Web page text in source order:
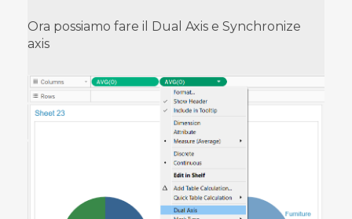
Ora possiamo fare il Dual Axis e Synchronize
axis